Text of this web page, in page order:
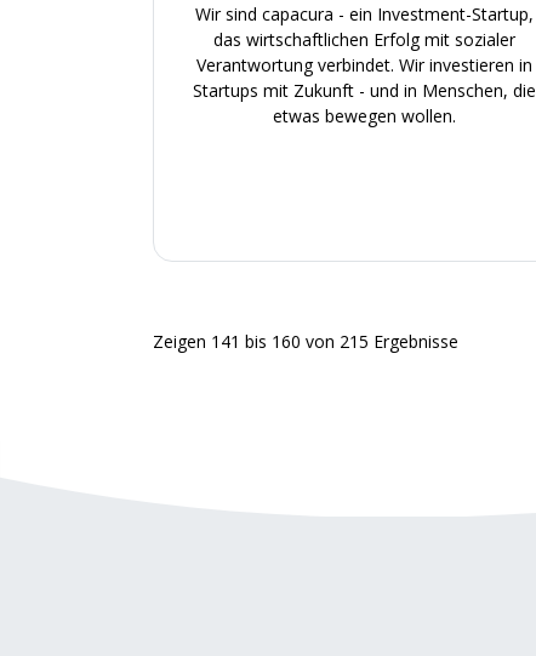
Wir sind capacura - ein Investment-Startup,
das wirtschaftlichen Erfolg mit sozialer
Verantwortung verbindet. Wir investieren in
Startups mit Zukunft - und in Menschen, die
etwas bewegen wollen.
Zeigen 141 bis 160 von 215 Ergebnisse